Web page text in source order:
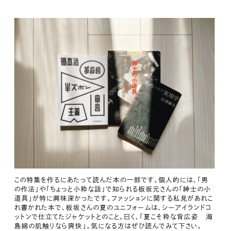
この特集を作るにあたって読んだ本の一部です。個人的には、「男
の作法」や「ちょっと小粋な話」で知られる板坂元さんの「紳士の小
道具」が特に興味深かったです。ファッションに関する私見があれこ
れ書かれた本で、板坂さんの夏のユニフォームは、シーアイランドコ
ットンで仕立てたジャケットとのこと。曰く、「夏こそ粋な背広姿 海
島綿の肌触りなら爽快」。気になる方はぜひ読んでみて下さい。